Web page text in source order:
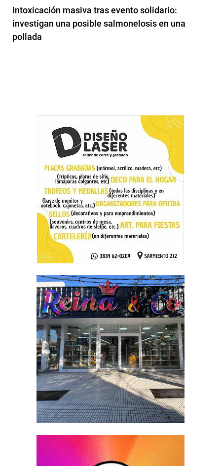
Intoxicación masiva tras evento solidario:
investigan una posible salmonelosis en una
pollada